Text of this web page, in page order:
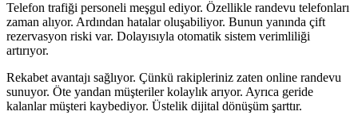
Telefon trafiği personeli meşgul ediyor. Özellikle randevu telefonları
zaman alıyor. Ardından hatalar oluşabiliyor. Bunun yanında çift
rezervasyon riski var. Dolayısıyla otomatik sistem verimliliği
artırıyor.
Rekabet avantajı sağlıyor. Çünkü rakipleriniz zaten online randevu
sunuyor. Öte yandan müşteriler kolaylık arıyor. Ayrıca geride
kalanlar müşteri kaybediyor. Üstelik dijital dönüşüm şarttır.